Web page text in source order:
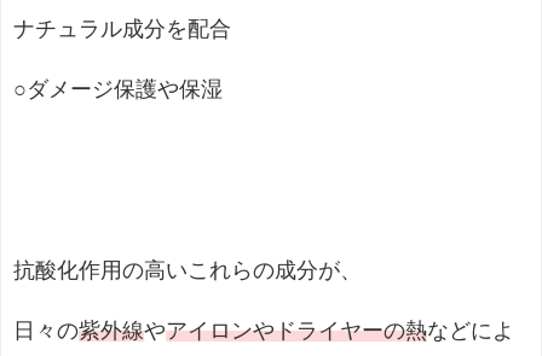
ナチュラル成分を配合
○ダメージ保護や保湿
抗酸化作用の高いこれらの成分が、
日々の紫外線やアイロンやドライヤーの熱などによ